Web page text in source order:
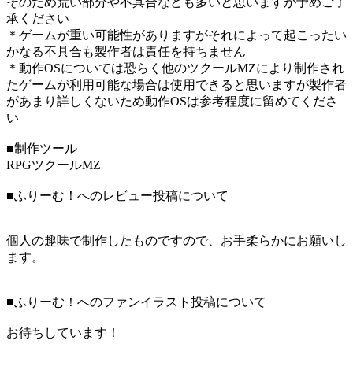
承ください
＊ゲームが重い可能性がありますがそれによって起こったい
かなる不具合も製作者は責任を持ちません
＊動作OSについては恐らく他のツクールMZにより制作され
たゲームが利用可能な場合は使用できると思いますが製作者
があまり詳しくないため動作OSは参考程度に留めてくださ
い
■制作ツール
RPGツクールMZ
■ふりーむ！へのレビュー投稿について
個人の趣味で制作したものですので、お手柔らかにお願いし
ます。
■ふりーむ！へのファンイラスト投稿について
お待ちしています！